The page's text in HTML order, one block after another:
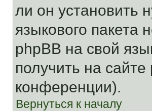
ли он установить
языкового пакета
phpBB на свой
получить на
конференции).
Вернуться к началу